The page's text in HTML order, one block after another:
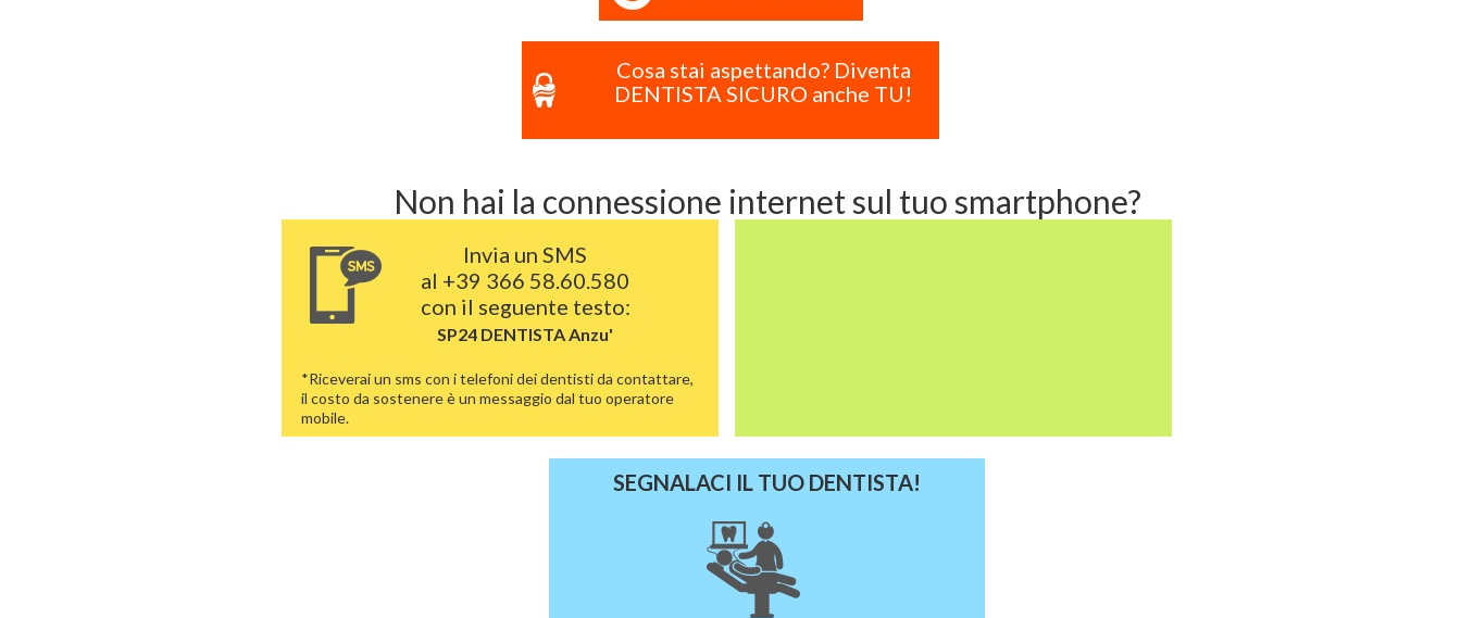
Cosa stai aspettando? Diventa
DENTISTA SICURO anche TU!
Non hai la connessione internet sul tuo smartphone?
Invia un SMS
al +39 366 58.60.580
con il seguente testo:
SP24 DENTISTAAnzu'
*Riceverai un sms con i telefoni dei dentisti da contattare,
il costo da sostenere è un messaggio dal tuo operatore
mobile.
SEGNALACI IL TUO DENTISTA!